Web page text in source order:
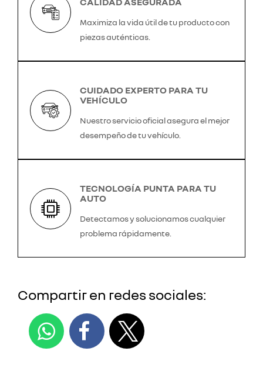
Maximiza la vida útil de tu producto con
piezas auténticas.
CUIDADO EXPERTO PARA TU
VEHÍCULO
Nuestro servicio oficial asegura el mejor
desempeño de tu vehículo.
TECNOLOGÍA PUNTA PARA TU
AUTO
Detectamos y solucionamos cualquier
problema rápidamente.
Compartir en redes sociales: